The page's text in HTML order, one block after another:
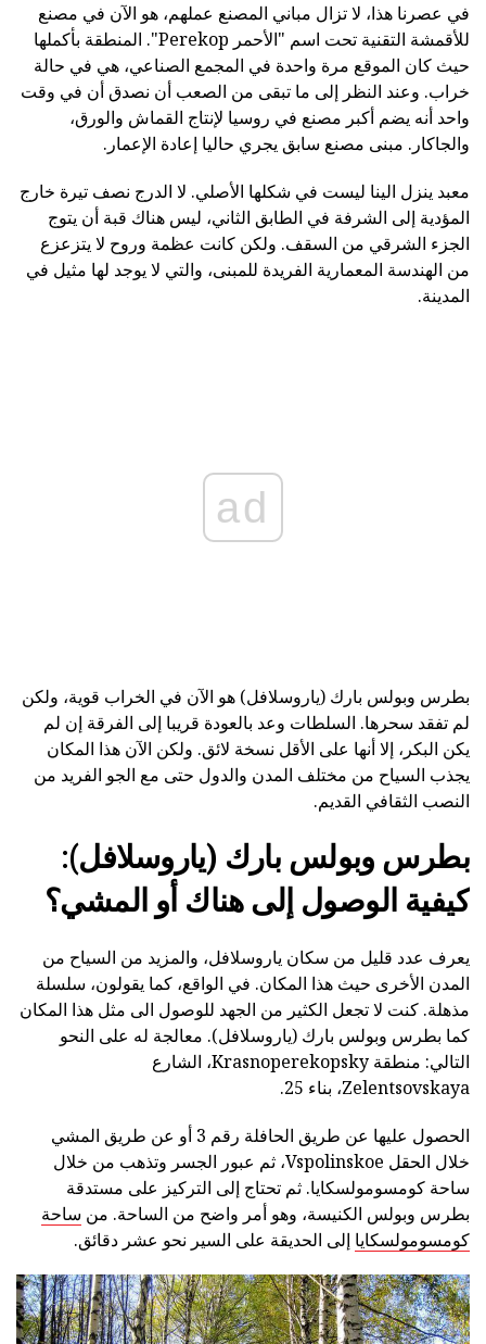
في عصرنا هذا، لا تزال مباني المصنع عملهم، هو الآن في مصنع
للأقمشة التقنية تحت اسم "الأحمر Perekop". المنطقة بأكملها
حيث كان الموقع مرة واحدة في المجمع الصناعي، هي في حالة
خراب. وعند النظر إلى ما تبقى من الصعب أن نصدق أن في وقت
واحد أنه يضم أكبر مصنع في روسيا لإنتاج القماش والورق،
والجاكار. مبنى مصنع سابق يجري حاليا إعادة الإعمار.
معبد ينزل الينا ليست في شكلها الأصلي. لا الدرج نصف تيرة خارج
المؤدية إلى الشرفة في الطابق الثاني، ليس هناك قبة أن يتوج
الجزء الشرقي من السقف. ولكن كانت عظمة وروح لا يتزعزع
من الهندسة المعمارية الفريدة للمبنى، والتي لا يوجد لها مثيل في
المدينة.
ad
بطرس وبولس بارك (ياروسلافل) هو الآن في الخراب قوية، ولكن
لم تفقد سحرها. السلطات وعد بالعودة قريبا إلى الفرقة إن لم
يكن البكر، إلا أنها على الأقل نسخة لائق. ولكن الآن هذا المكان
يجذب السياح من مختلف المدن والدول حتى مع الجو الفريد من
النصب الثقافي القديم.
بطرس وبولس بارك (ياروسلافل):
كيفية الوصول إلى هناك أو المشي؟
يعرف عدد قليل من سكان ياروسلافل، والمزيد من السياح من
المدن الأخرى حيث هذا المكان. في الواقع، كما يقولون، سلسلة
مذهلة. كنت لا تجعل الكثير من الجهد للوصول الى مثل هذا المكان
كما بطرس وبولس بارك (ياروسلافل). معالجة له على النحو
التالي: منطقة Krasnoperekopsky، الشارع
Zelentsovskaya، بناء 25.
الحصول عليها عن طريق الحافلة رقم 3 أو عن طريق المشي
خلال الحقل Vspolinskoe، ثم عبور الجسر وتذهب من خلال
ساحة كومسومولسكايا. ثم تحتاج إلى التركيز على مستدقة
بطرس وبولس الكنيسة، وهو أمر واضح من الساحة. من ساحة
كومسومولسكايا إلى الحديقة على السير نحو عشر دقائق.